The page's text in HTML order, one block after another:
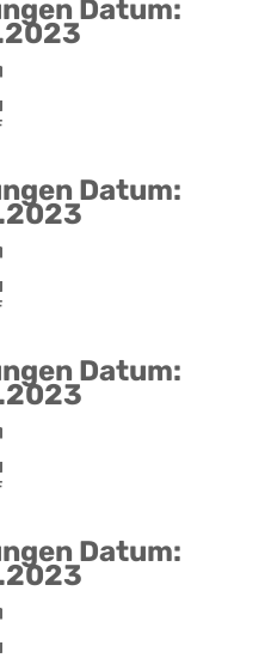
Datum:
Datum:
Datum:
Datum: